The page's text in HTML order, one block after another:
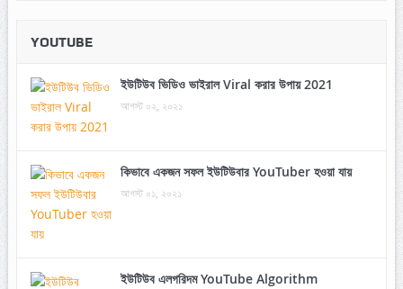
YOUTUBE
ইউটিউব ভিডিও ভাইরাল Viral করার উপায় 2021
আগস্ট ০২, ২০২১
কিভাবে একজন সফল ইউটিউবার YouTuber হওয়া যায়
আগস্ট ০১, ২০২১
ইউটিউব এলগরিদম YouTube Algorithm